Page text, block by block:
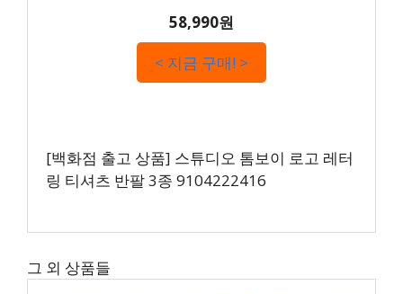
58,990원
< 지금 구매! >
[백화점 출고 상품] 스튜디오 톰보이 로고 레터
링 티셔츠 반팔 3종 9104222416
그 외 상품들